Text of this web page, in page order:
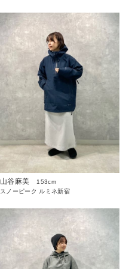
山谷麻美
153cm
スノーピーク ルミネ新宿